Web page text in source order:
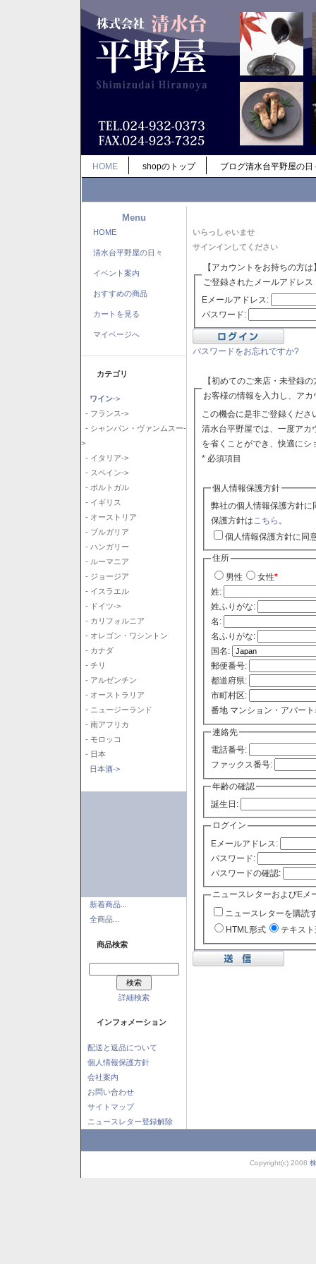
HOME shopのトップ ブログ清水台平野屋の日
Menu
HOME
清水台平野屋の日々
イベント案内
おすすめの商品
カートを見る
マイページへ
カテゴリ
ワイン->
- フランス->
- シャンパン・ヴァンムスー-
>
- イタリア->
- スペイン->
- ポルトガル
- イギリス
- オーストリア
- ブルガリア
- ハンガリー
- ルーマニア
- ジョージア
- イスラエル
- ドイツ->
- カリフォルニア
- オレゴン・ワシントン
- カナダ
- チリ
- アルゼンチン
- オーストラリア
- ニュージーランド
- 南アフリカ
- モロッコ
- 日本
日本酒->
新着商品...
全商品...
商品検索
詳細検索
インフォメーション
配送と返品について
個人情報保護方針
会社案内
お問い合わせ
サイトマップ
ニュースレター登録解除
いらっしゃいませ
サインインしてください
【アカウントをお持ちの方は
ご登録されたメールアドレ
Eメールアドレス:
パスワード:
パスワードをお忘れですか?
【初めてのご来店・未登録の
お客様の情報を入力し、ア
この機会に是非ご登録くださ
清水台平野屋では、一度アカ
を省くことができ、快適に
* 必須項目
個人情報保護方針
弊社の個人情報保護方針
保護方針は こちら 。
個人情報保護方針に同
住所
男性
女性*
姓:
姓ふりがな:
名:
名ふりがな:
国名:
郵便番号:
都道府県:
市町村区:
番地 マンション・アパート
連絡先
電話番号:
ファックス番号:
年齢の確認
誕生日:
ログイン
Eメールアドレス:
パスワード:
パスワードの確認:
ニュースレターおよびEメ
ニュースレターを購読
HTML形式
テキス
Copyright(c) 2008